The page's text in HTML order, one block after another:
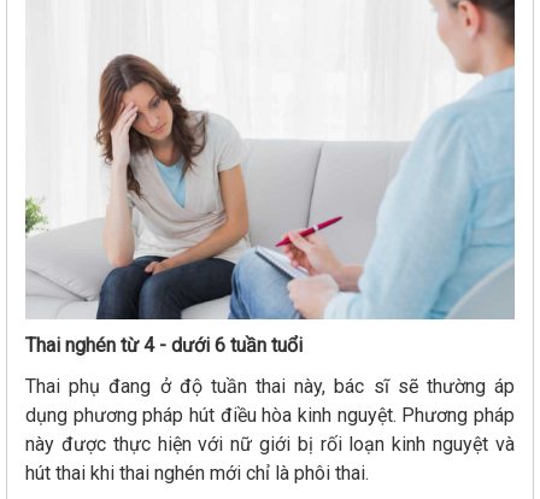
Thai nghén từ 4 - dưới 6 tuần tuổi
Thai phụ đang ở độ tuần thai này, bác sĩ sẽ thường áp
dụng phương pháp hút điều hòa kinh nguyệt. Phương pháp
này được thực hiện với nữ giới bị rối loạn kinh nguyệt và
hút thai khi thai nghén mới chỉ là phôi thai.